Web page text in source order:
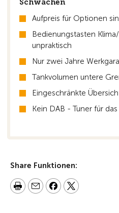
Schwächen
Aufpreis für Optionen
Bedienungstasten
unpraktisch
Nur zwei Jahre
Tankvolumen untere
Eingeschränkte
Kein DAB - Tuner für
Share Funktionen: